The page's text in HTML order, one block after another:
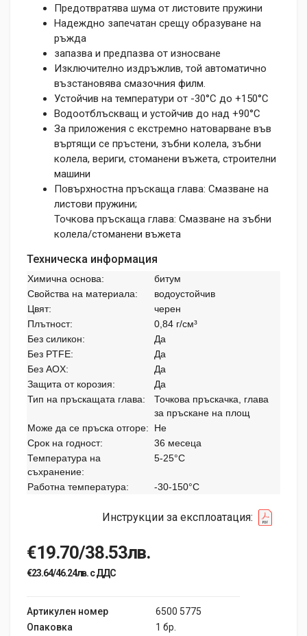
Предотвратява шума от листовите пружини
Надеждно запечатан срещу образуване на
ръжда
запазва и предпазва от износване
Изключително издръжлив, той автоматично
възстановява смазочния филм.
Устойчив на температури от -30°C до +150°C
Водоотблъскващ и устойчив до над +90°C
За приложения с екстремно натоварване във
въртящи се пръстени, зъбни колела, зъбни
колела, вериги, стоманени въжета, строителни
машини
Повърхностна пръскаща глава: Смазване на
листови пружини;
Точкова пръскаща глава: Смазване на зъбни
колела/стоманени въжета
Техническа информация
Химична основа:
битум
Свойства на материала:
водоустойчив
Цвят:
черен
Плътност:
0,84 г/см³
Без силикон:
Да
Без PTFE:
Да
Без AOX:
Да
Защита от корозия:
Да
Тип на пръскащата глава:
Точкова пръскачка, глава
за пръскане на площ
Може да се пръска отгоре:
Не
Срок на годност:
36 месеца
Температура на
съхранение:
5-25°C
Работна температура: -30-150°C
Инструкции за експлоатация:
€19.70/38.53лв.
€23.64/46.24лв. с ДДС
Артикулен номер
6500 5775
Опаковка
1 бр.